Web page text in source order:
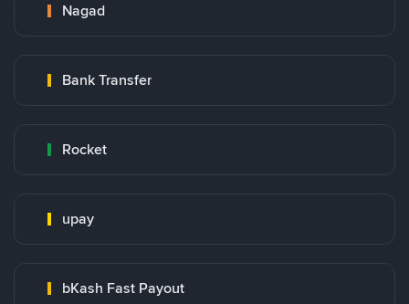
Nagad
Bank Transfer
Rocket
upay
bKash Fast Payout